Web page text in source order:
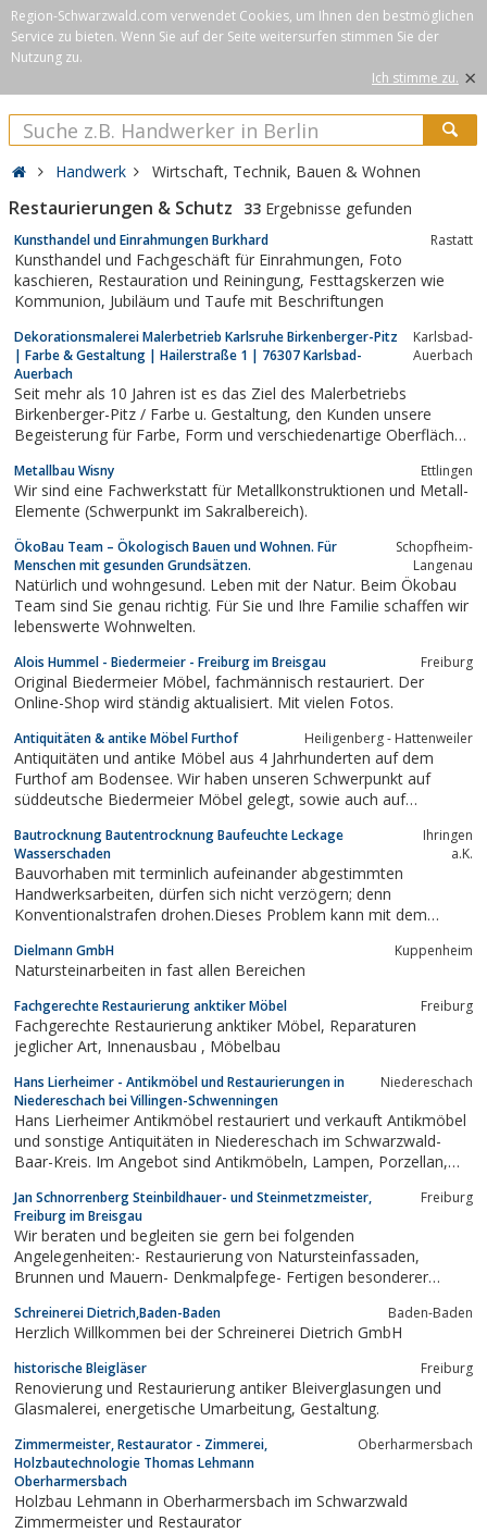
Region-Schwarzwald.com verwendet Cookies, um Ihnen den bestmöglichen
Service zu bieten. Wenn Sie auf der Seite weitersurfen stimmen Sie der
Nutzung zu.
Ich stimme zu. ×
Handwerk Wirtschaft, Technik, Bauen & Wohnen
Restaurierungen & Schutz 33 Ergebnisse gefunden
Kunsthandel und Einrahmungen Burkhard Rastatt
Kunsthandel und Fachgeschäft für Einrahmungen, Foto
kaschieren, Restauration und Reiningung, Festtagskerzen wie
Kommunion, Jubiläum und Taufe mit Beschriftungen
Dekorationsmalerei Malerbetrieb Karlsruhe Birkenberger-Pitz
| Farbe & Gestaltung | Hailerstraße 1 | 76307 Karlsbad-
Auerbach
Karlsbad-
Auerbach
Seit mehr als 10 Jahren ist es das Ziel des Malerbetriebs
Birkenberger-Pitz / Farbe u. Gestaltung, den Kunden unsere
Begeisterung für Farbe, Form und verschiedenartige Oberflächen
herzustellen, die zu dem jeweiligen Menschen und seiner
Einrichtung passen.
Metallbau Wisny Ettlingen
Wir sind eine Fachwerkstatt für Metallkonstruktionen und Metall-
Elemente (Schwerpunkt im Sakralbereich).
ÖkoBau Team – Ökologisch Bauen und Wohnen. Für
Menschen mit gesunden Grundsätzen.
Schopfheim-
Langenau
Natürlich und wohngesund. Leben mit der Natur. Beim Ökobau
Team sind Sie genau richtig. Für Sie und Ihre Familie schaffen wir
lebenswerte Wohnwelten.
Alois Hummel - Biedermeier - Freiburg im Breisgau Freiburg
Original Biedermeier Möbel, fachmännisch restauriert. Der
Online-Shop wird ständig aktualisiert. Mit vielen Fotos.
Antiquitäten & antike Möbel Furthof Heiligenberg - Hattenweiler
Antiquitäten und antike Möbel aus 4 Jahrhunderten auf dem
Furthof am Bodensee. Wir haben unseren Schwerpunkt auf
süddeutsche Biedermeier Möbel gelegt, sowie auch auf
Homepage präsentieren wir dauerhaft ein reichhaltiges Angebot
an Antiquitäten aus dem Biedermeier,...
Bautrocknung Bautentrocknung Baufeuchte Leckage
Wasserschaden
Ihringen
a.K.
Bauvorhaben mit terminlich aufeinander abgestimmten
Handwerksarbeiten, dürfen sich nicht verzögern; denn
Konventionalstrafen drohen.Dieses Problem kann mit dem
verstehen uns nicht als Gerätevermieter sondern als Dienstleister
der für jedes Bauvorhaben die richtige...
Dielmann GmbH Kuppenheim
Natursteinarbeiten in fast allen Bereichen
Fachgerechte Restaurierung anktiker Möbel Freiburg
Fachgerechte Restaurierung anktiker Möbel, Reparaturen
jeglicher Art, Innenausbau , Möbelbau
Hans Lierheimer - Antikmöbel und Restaurierungen in
Niedereschach bei Villingen-Schwenningen
Niedereschach
Hans Lierheimer Antikmöbel restauriert und verkauft Antikmöbel
und sonstige Antiquitäten in Niedereschach im Schwarzwald-
Baar-Kreis. Im Angebot sind Antikmöbeln, Lampen, Porzellan,
Jan Schnorrenberg Steinbildhauer- und Steinmetzmeister,
Freiburg im Breisgau
Freiburg
Wir beraten und begleiten sie gern bei folgenden
Angelegenheiten:- Restaurierung von Natursteinfassaden,
Brunnen und Mauern- Denkmalpfege- Fertigen besonderer
Naturstein
Schreinerei Dietrich,Baden-Baden Baden-Baden
Herzlich Willkommen bei der Schreinerei Dietrich GmbH
historische Bleigläser Freiburg
Renovierung und Restaurierung antiker Bleiverglasungen und
Glasmalerei, energetische Umarbeitung, Gestaltung.
Zimmermeister, Restaurator - Zimmerei,
Holzbautechnologie Thomas Lehmann
Oberharmersbach
Oberharmersbach
Holzbau Lehmann in Oberharmersbach im Schwarzwald
Zimmermeister und Restaurator